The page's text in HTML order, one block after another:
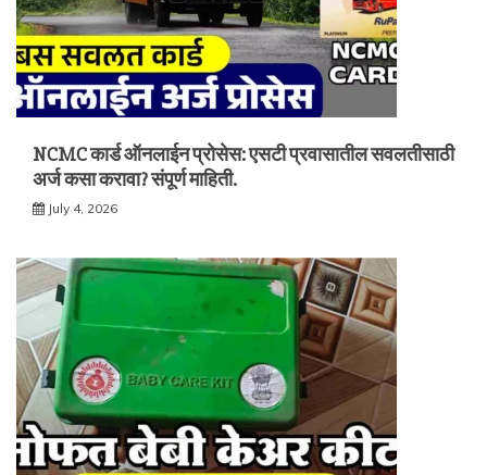
NCMC कार्ड ऑनलाईन प्रोसेस: एसटी प्रवासातील सवलतीसाठी
अर्ज कसा करावा? संपूर्ण माहिती.
July 4, 2026